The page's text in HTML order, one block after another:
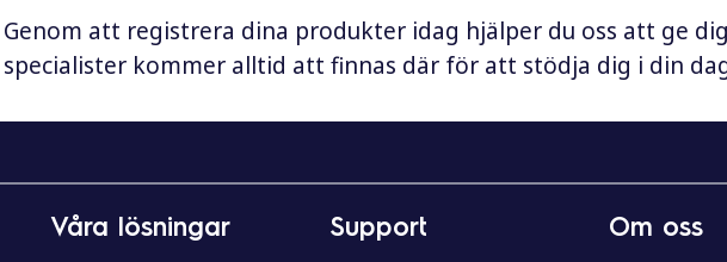
Genom att registrera dina produkter idag hjälper du oss att ge
specialister kommer alltid att finnas där för att stödja dig i din
Våra lösningar Support Om oss